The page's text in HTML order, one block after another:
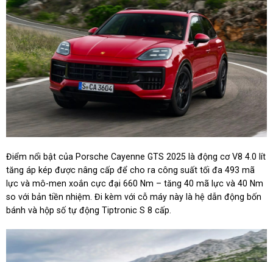
Điểm nổi bật của Porsche Cayenne GTS 2025 là động cơ V8 4.0 lít
tăng áp kép được nâng cấp để cho ra công suất tối đa 493 mã
lực và mô-men xoắn cực đại 660 Nm – tăng 40 mã lực và 40 Nm
so với bản tiền nhiệm. Đi kèm với cỗ máy này là hệ dẫn động bốn
bánh và hộp số tự động Tiptronic S 8 cấp.